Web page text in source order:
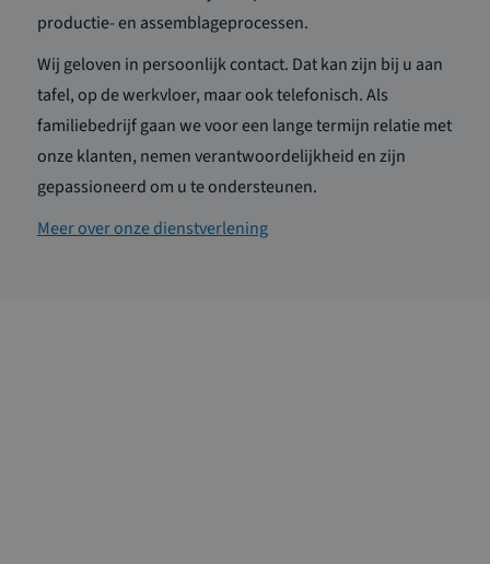
productie- en assemblageprocessen.
Wij geloven in persoonlijk contact. Dat kan zijn bij u aan
tafel, op de werkvloer, maar ook telefonisch. Als
familiebedrijf gaan we voor een lange termijn relatie met
onze klanten, nemen verantwoordelijkheid en zijn
gepassioneerd om u te ondersteunen.
Meer over onze dienstverlening